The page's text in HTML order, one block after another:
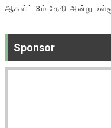
ஆகஸ்ட் 3ம் தேதி அன்று
Sponsor